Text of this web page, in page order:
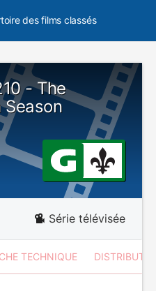
des films classés
- The
Série télévisée
TECHNIQUE